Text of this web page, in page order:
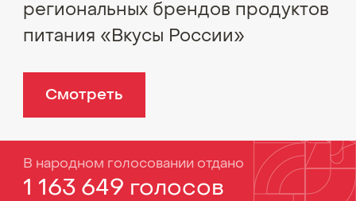
региональных брендов продуктов
питания «Вкусы России»
Смотреть
В народном голосовании отдано
1 163 649 голосов